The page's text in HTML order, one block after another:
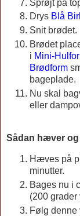
Sprøjt på
Drys Blå
Snit brødet.
Brødet
i Mini-
Brødform
bageplade.
Nu skal
eller
Sådan hæver
Hæves på
minutter.
Bages nu i
(200 grader
Følg denne